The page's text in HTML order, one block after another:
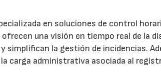
en soluciones de control
una visión en tiempo real de la
simplifican la gestión de incidencias.
carga administrativa asociada al